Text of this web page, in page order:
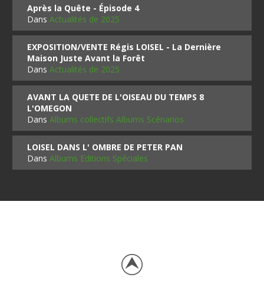
Après la Quête - Épisode 4
DansActualités de 2025
EXPOSITION/VENTE Régis LOISEL - La Dernière
Maison Juste Avant la Forêt
DansActualités de 2025
AVANT LA QUETE DE L'OISEAU DU TEMPS 8
L'OMEGON
DansAlbums collectifs Albums Scénarios
LOISEL DANS L' OMBRE DE PETER PAN
DansAlbums Editions Spéciales